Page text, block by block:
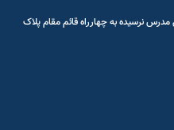
نرسیده به چهارراه قائم مقام پلاک